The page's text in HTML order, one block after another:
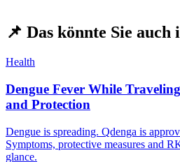
📌 Das könnte Sie auch
Health
Dengue Fever While
and Protection
Dengue is spreading. Qdenga is
Symptoms, protective measures and
glance.